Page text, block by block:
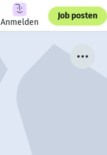
Anmelden
Job posten